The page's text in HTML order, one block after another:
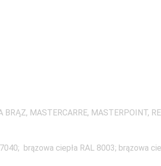
MASTERCARRE, MASTERPOINT,
brązowa ciepła RAL 8003; brązowa